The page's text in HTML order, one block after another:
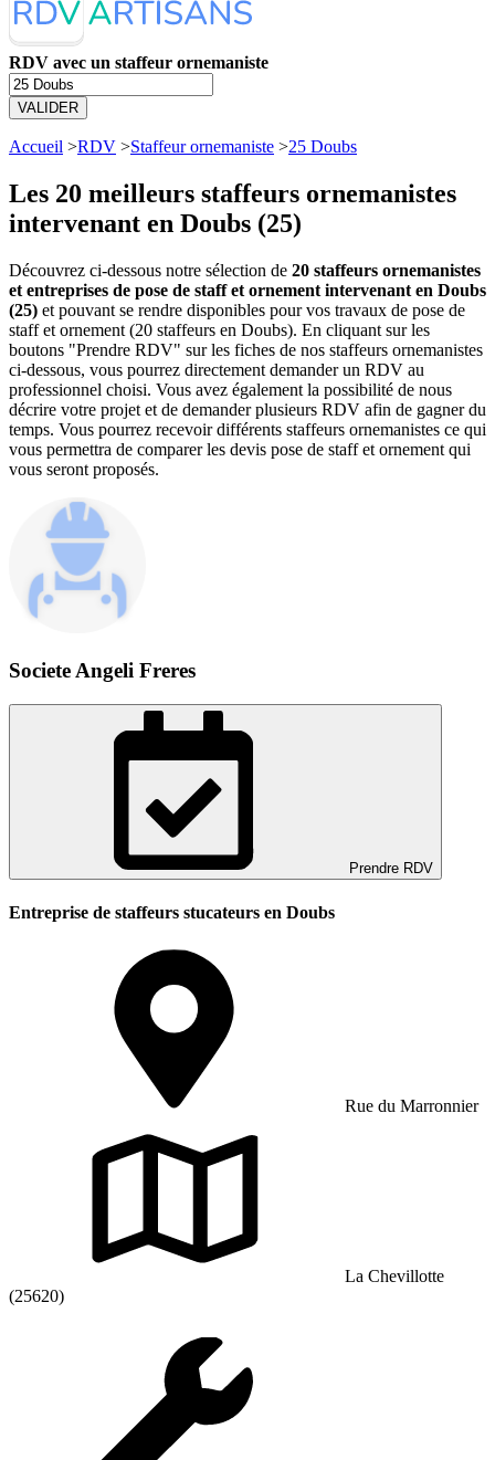
RDV avec un staffeur ornemaniste
VALIDER
Accueil >RDV >Staffeur ornemaniste >25 Doubs
Les 20 meilleurs staffeurs ornemanistes
intervenant en Doubs (25)
Découvrez ci-dessous notre sélection de 20 staffeurs ornemanistes
et entreprises de pose de staff et ornement intervenant en Doubs
(25) et pouvant se rendre disponibles pour vos travaux de pose de
staff et ornement (20 staffeurs en Doubs). En cliquant sur les
boutons "Prendre RDV" sur les fiches de nos staffeurs ornemanistes
ci-dessous, vous pourrez directement demander un RDV au
professionnel choisi. Vous avez également la possibilité de nous
décrire votre projet et de demander plusieurs RDV afin de gagner du
temps. Vous pourrez recevoir différents staffeurs ornemanistes ce qui
vous permettra de comparer les devis pose de staff et ornement qui
vous seront proposés.
Societe Angeli Freres
Prendre RDV
Entreprise de staffeurs stucateurs en Doubs
Rue du Marronnier
La Chevillotte
(25620)